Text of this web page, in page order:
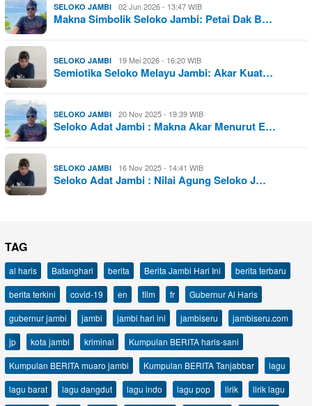
SELOKO JAMBI 02 Jun 2026 - 13:47 WIB
Makna Simbolik Seloko Jambi: Petai Dak B…
SELOKO JAMBI 19 Mei 2026 - 16:20 WIB
Semiotika Seloko Melayu Jambi: Akar Kuat…
SELOKO JAMBI 20 Nov 2025 - 19:39 WIB
Seloko Adat Jambi : Makna Akar Menurut E…
SELOKO JAMBI 16 Nov 2025 - 14:41 WIB
Seloko Adat Jambi : Nilai Agung Seloko J…
TAG
al haris Batanghari berita Berita Jambi Hari Ini
berita terbaru
berita terkini
covid-19 en film fr
Gubernur Al Haris
gubernur jambi
jambi jambi hari ini jambiseru
jambiseru.com
jp
kota jambi kriminal
Kumpulan BERITA haris-sani
Kumpulan BERITA muaro jambi
Kumpulan BERITA Tanjabbar
lagu
lagu barat
lagu dangdut lagu indo lagu pop lirik
lirik lagu